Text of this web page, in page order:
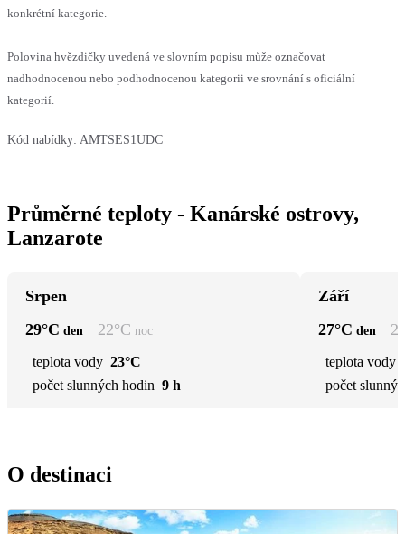
konkrétní kategorie.
Polovina hvězdičky uvedená ve slovním popisu může označovat
nadhodnocenou nebo podhodnocenou kategorii ve srovnání s oficiální
kategorií.
Kód nabídky: AMTSES1UDC
Průměrné teploty - Kanárské ostrovy,
Lanzarote
Srpen
29°C den 22°C noc
teplota vody 23°C
počet slunných hodin 9 h
Září
27°C den
teplota vody
počet
O destinaci